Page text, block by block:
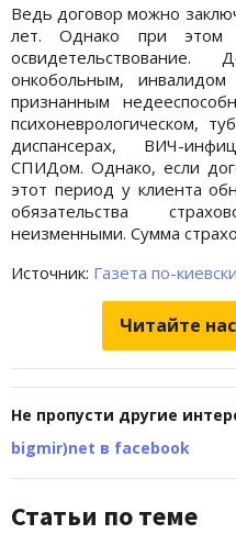
Ведь договор можно
лет. Однако при этом
онкобольным,
признанным
психоневрологическом,
диспансерах, ВИЧ-
СПИДом. Однако, если
этот период у клиента
обязательства
неизменными. Сумма
Источник: Газета по-
Читайте
Не пропусти другие
bigmir)net в facebook
Статьи по теме